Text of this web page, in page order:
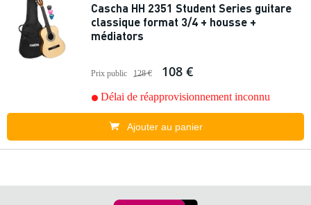
Cascha HH 2351 Student Series guitare
classique format 3/4 + housse +
médiators
Prix public 128 € 108 €
Délai de réapprovisionnement inconnu
Ajouter au panier